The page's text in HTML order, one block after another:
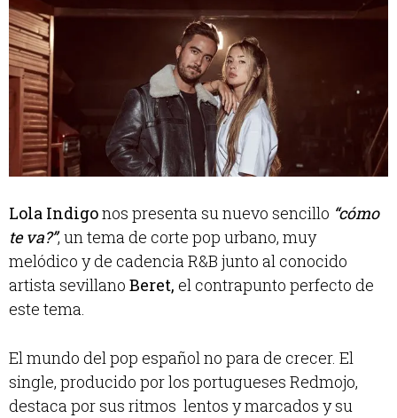
Lola Indigonos presenta su nuevo sencillo “cómo
te va?”, un tema de corte pop urbano, muy
melódico y de cadencia R&B junto al conocido
artista sevillano Beret, el contrapunto perfecto de
este tema.
El mundo del pop español no para de crecer. El
single, producido por los portugueses Redmojo,
destaca por sus ritmos lentos y marcados y su